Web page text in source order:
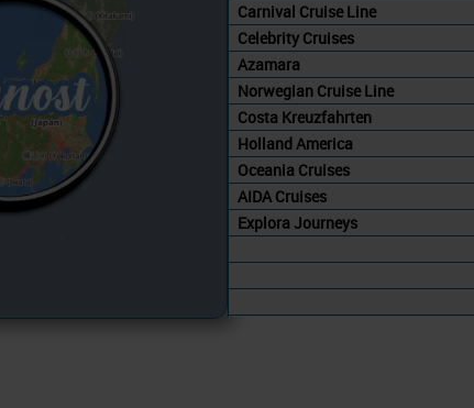
Carnival Cruise Line
Celebrity Cruises
Azamara
Norwegian Cruise Line
Costa Kreuzfahrten
Holland America
Oceania Cruises
AIDA Cruises
Explora Journeys